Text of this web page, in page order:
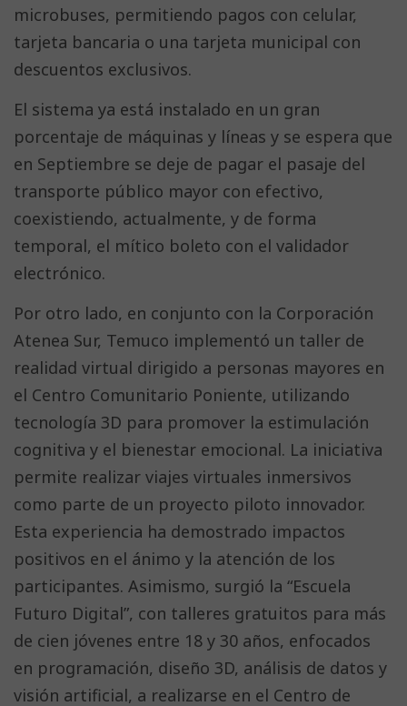
microbuses, permitiendo pagos con celular,
tarjeta bancaria o una tarjeta municipal con
descuentos exclusivos.
El sistema ya está instalado en un gran
porcentaje de máquinas y líneas y se espera que
en Septiembre se deje de pagar el pasaje del
transporte público mayor con efectivo,
coexistiendo, actualmente, y de forma
temporal, el mítico boleto con el validador
electrónico.
Por otro lado, en conjunto con la Corporación
Atenea Sur, Temuco implementó un taller de
realidad virtual dirigido a personas mayores en
el Centro Comunitario Poniente, utilizando
tecnología 3D para promover la estimulación
cognitiva y el bienestar emocional. La iniciativa
permite realizar viajes virtuales inmersivos
como parte de un proyecto piloto innovador.
Esta experiencia ha demostrado impactos
positivos en el ánimo y la atención de los
participantes. Asimismo, surgió la “Escuela
Futuro Digital”, con talleres gratuitos para más
de cien jóvenes entre 18 y 30 años, enfocados
en programación, diseño 3D, análisis de datos y
visión artificial, a realizarse en el Centro de